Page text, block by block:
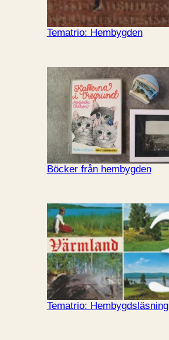
Tematrio: Hembygden
Böcker från hembygden
Tematrio: Hembygdsläsning